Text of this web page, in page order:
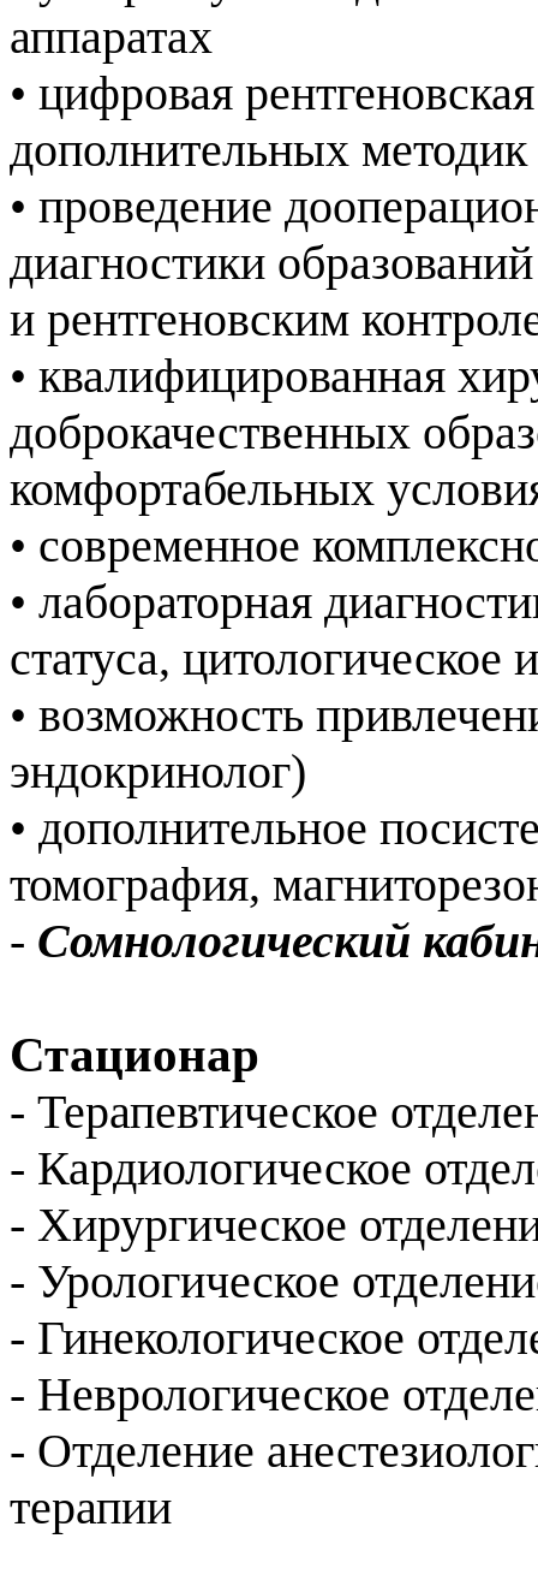
аппаратах
• цифровая
дополнительных
• проведение
диагностики
и рентгеновским
• квалифицированная
доброкачественных
комфортабельных
• современное
• лабораторная
статуса, цитологическое
• возможность
эндокринолог)
• дополнительное
томография,
- Сомнологический
Стационар
- Терапевтическое
- Кардиологическое
- Хирургическое
- Урологическое
- Гинекологическое
- Неврологическое
- Отделение
терапии